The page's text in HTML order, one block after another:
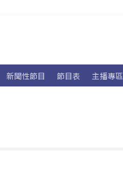
新聞性節目 節目表 主播專區